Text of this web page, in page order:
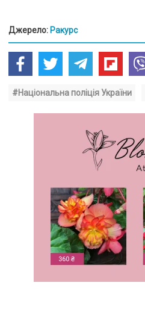
Джерело: Ракурс
#Національна поліція України